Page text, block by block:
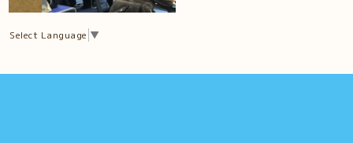
Select Language ▼